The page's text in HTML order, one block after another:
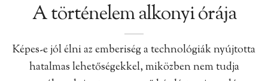
A történelem alkonyi órája
Képes-e jól élni az emberiség a technológiák nyújtotta
hatalmas lehetőségekkel, miközben nem tudja